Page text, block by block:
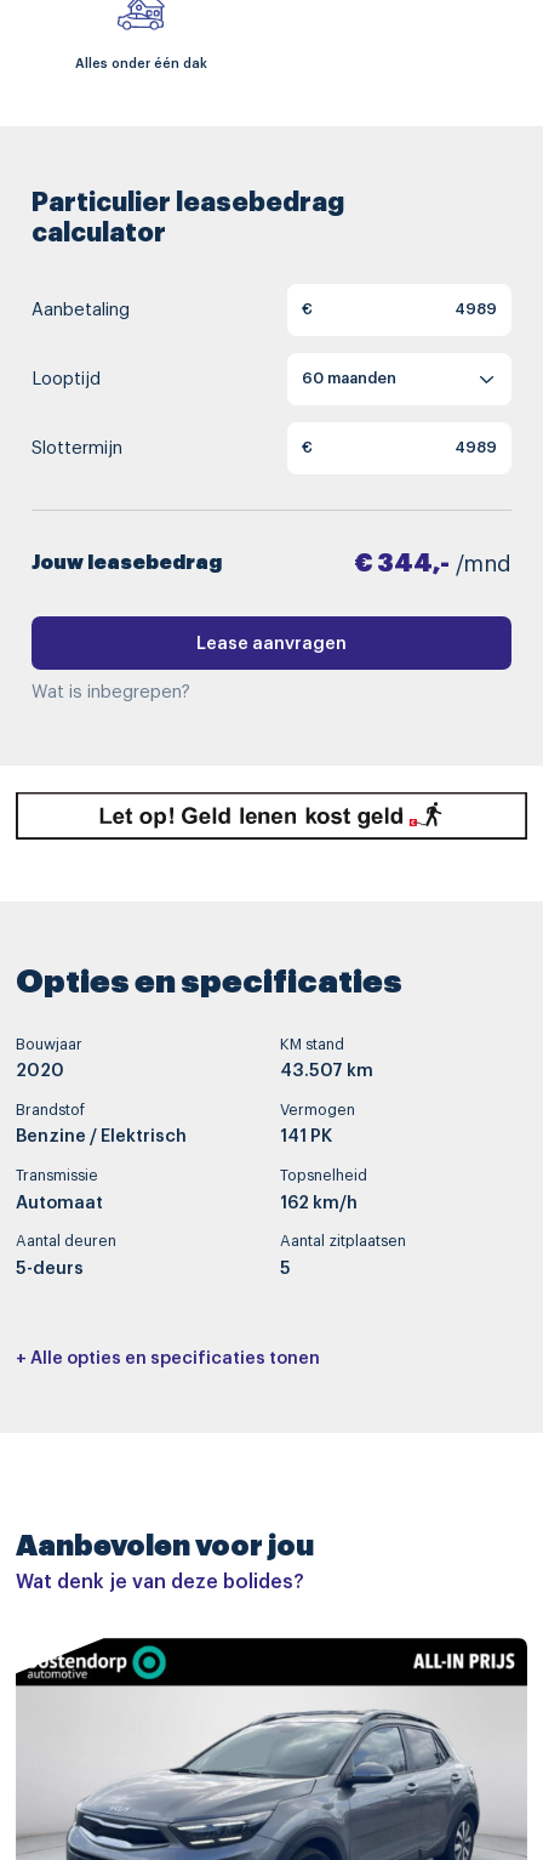
Alles onder één dak
Particulier leasebedrag
calculator
Aanbetaling €
Looptijd
Slottermijn €
Jouw leasebedrag € 344,- /mnd
Lease aanvragen
Wat is inbegrepen?
Opties en specificaties
Bouwjaar
2020
KM stand
43.507 km
Brandstof
Benzine / Elektrisch
Vermogen
141 PK
Transmissie
Automaat
Topsnelheid
162 km/h
Aantal deuren
5-deurs
Aantal zitplaatsen
5
Interieurkleur Bekleding
Wielbasis
270 cm
License plate
J132ZJ
Accessoires
elektrisch glazen schuif-/kanteldak
lichtmetalen velgen 16"
metaalkleur
+ Alle opties en specificaties tonen
Aanbevolen voor jou
Wat denk je van deze bolides?